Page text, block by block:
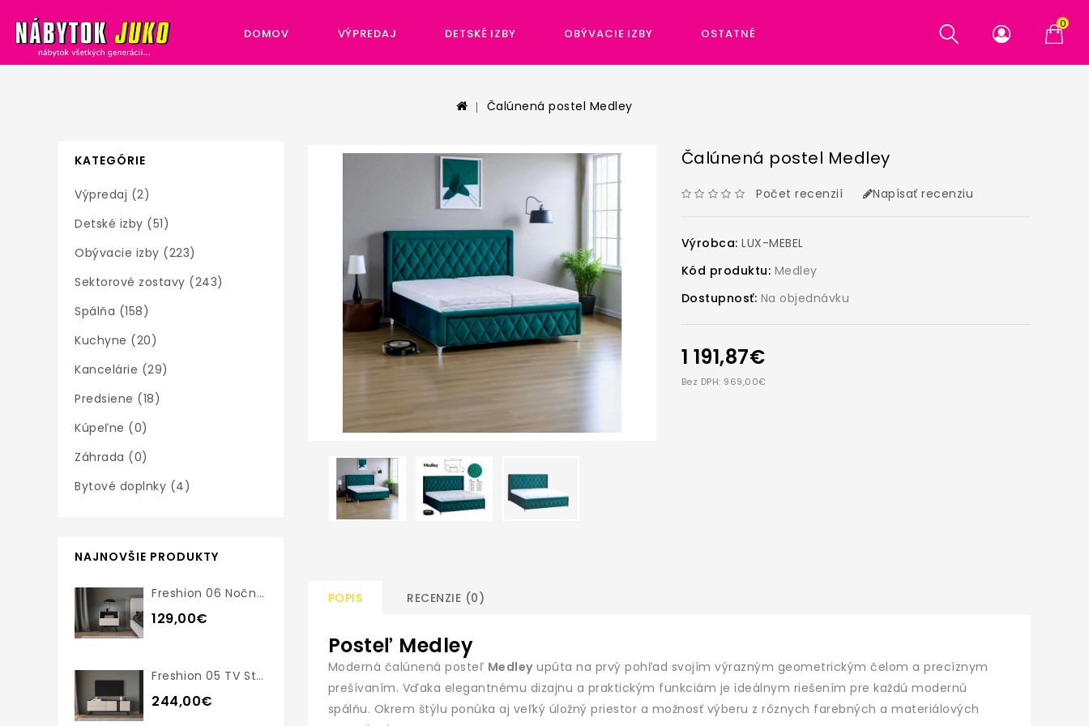
0
DOMOV VÝPREDAJ DETSKÉ IZBY OBÝVACIE IZBY OSTATNÉ
Čalúnená postel Medley
KATEGÓRIE
Výpredaj (2)
Detské izby (51)
Obývacie izby (223)
Sektorové zostavy (243)
Spálňa (158)
Kuchyne (20)
Kancelárie (29)
Predsiene (18)
Kúpeľne (0)
Záhrada (0)
Bytové doplnky (4)
NAJNOVŠIE PRODUKTY
Freshion 06 Nočný Stolík
129,00€
Freshion 05 TV Stolík
244,00€
Čalúnená postel Medley
Počet recenzií Napísať recenziu
Výrobca:LUX-MEBEL
Kód produktu: Medley
Dostupnosť: Na objednávku
1 191,87€
Bez DPH: 969,00€
POPIS RECENZIE (0)
Posteľ Medley
Moderná čalúnená posteľ Medleyupúta na prvý pohľad svojím výrazným geometrickým čelom a precíznym
prešívaním. Vďaka elegantnému dizajnu a praktickým funkciám je ideálnym riešením pre každú modernú
spálňu. Okrem štýlu ponúka aj veľký úložný priestor a možnosť výberu z rôznych farebných a materiálových